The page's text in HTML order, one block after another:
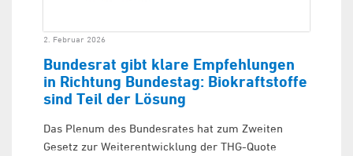
2. Februar 2026
Bundesrat gibt klare Empfehlungen
in Richtung Bundestag: Biokraftstoffe
sind Teil der Lösung
Das Plenum des Bundesrates hat zum Zweiten
Gesetz zur Weiterentwicklung der THG-Quote